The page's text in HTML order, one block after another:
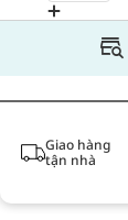
Giao hàng
tận nhà